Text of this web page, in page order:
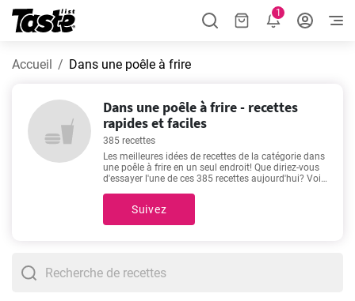
1
Accueil Dans une poêle à frire
Dans une poêle à frire - recettes
rapides et faciles
385 recettes
Les meilleures idées de recettes de la catégorie dans
une poêle à frire en un seul endroit! Que diriez-vous
d'essayer l'une de ces 385 recettes aujourd'hui? Voir
Saint-Jacques grillées à l'ail et au citron
les amateurs de bonne nourriture. Profitez de votre
Suivez